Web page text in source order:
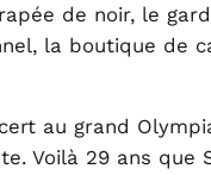
de noir, le
la boutique de
au grand
Voilà 29 ans que